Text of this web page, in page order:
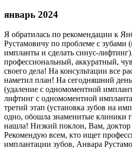
январь 2024
Я обратилась по рекомендации к
Рустамовичу по проблеме с зубами
импланты и сделать синус-
профессиональный, аккуратный,
своего дела! На консультации все
наметил план! На сегодняшний
(удаление с одномоментной
лифтинг с одномоментной
третий этап (установка зубов на
одно, обошла знаменитые клиники
нашла! Низкий поклон, Вам, доктор
Рекомендую всем, кто ищет
имплантации зубов, Анвара